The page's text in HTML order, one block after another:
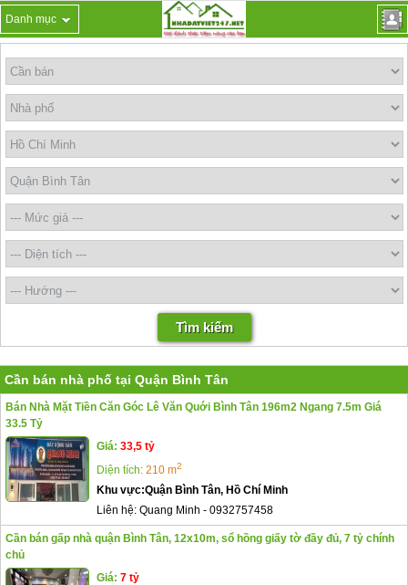
Danh mục
Cần bán nhà phố tại Quận Bình Tân
Bán Nhà Mặt Tiền Căn Góc Lê Văn Quới Bình Tân 196m2 Ngang 7.5m Giá
33.5 Tỷ
Giá: 33,5 tỷ
Diện tích: 210 m2
Khu vực:Quận Bình Tân, Hồ Chí Minh
Liên hệ: Quang Minh - 0932757458
Cần bán gấp nhà quận Bình Tân, 12x10m, sổ hồng giấy tờ đầy đủ, 7 tỷ chính
chủ
Giá: 7 tỷ